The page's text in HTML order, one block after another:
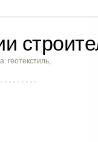
геотекстиль,